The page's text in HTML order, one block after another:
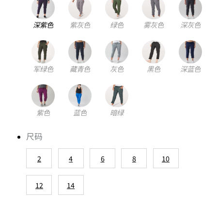
深紫色 紫灰色 绿色 雾灰色 深灰色
军绿色 藏青色 灰色 黑色 深蓝色
紫色 蓝色 暗绿
尺码
2 4 6 8 10
12 14